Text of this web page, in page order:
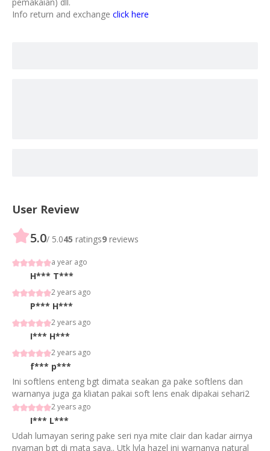
Info return and exchange click here
User Review
5.0/ 5.045 ratings9 reviews
a year ago
H*** T***
2 years ago
P*** H***
2 years ago
I*** H***
2 years ago
f*** p***
Ini softlens enteng bgt dimata seakan ga pake softlens dan
warnanya juga ga kliatan pakai soft lens enak dipakai sehari2
2 years ago
I*** L***
Udah lumayan sering pake seri nya mite clair dan kadar airnya
nyaman bgt di mata saya.. Utk lyla hazel ini warnanya natural